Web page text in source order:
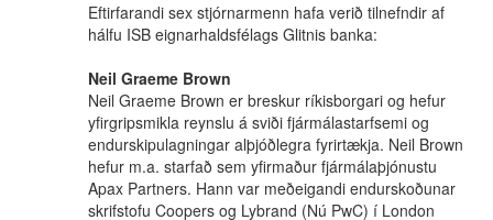
Eftirfarandi sex stjórnarmenn hafa verið tilnefndir af
hálfu ISB eignarhaldsfélags Glitnis banka:
Neil Graeme Brown
Neil Graeme Brown er breskur ríkisborgari og hefur
yfirgripsmikla reynslu á sviði fjármálastarfsemi og
endurskipulagningar alþjóðlegra fyrirtækja. Neil Brown
hefur m.a. starfað sem yfirmaður fjármálaþjónustu
Apax Partners. Hann var meðeigandi endurskoðunar
skrifstofu Coopers og Lybrand (Nú PwC) í London